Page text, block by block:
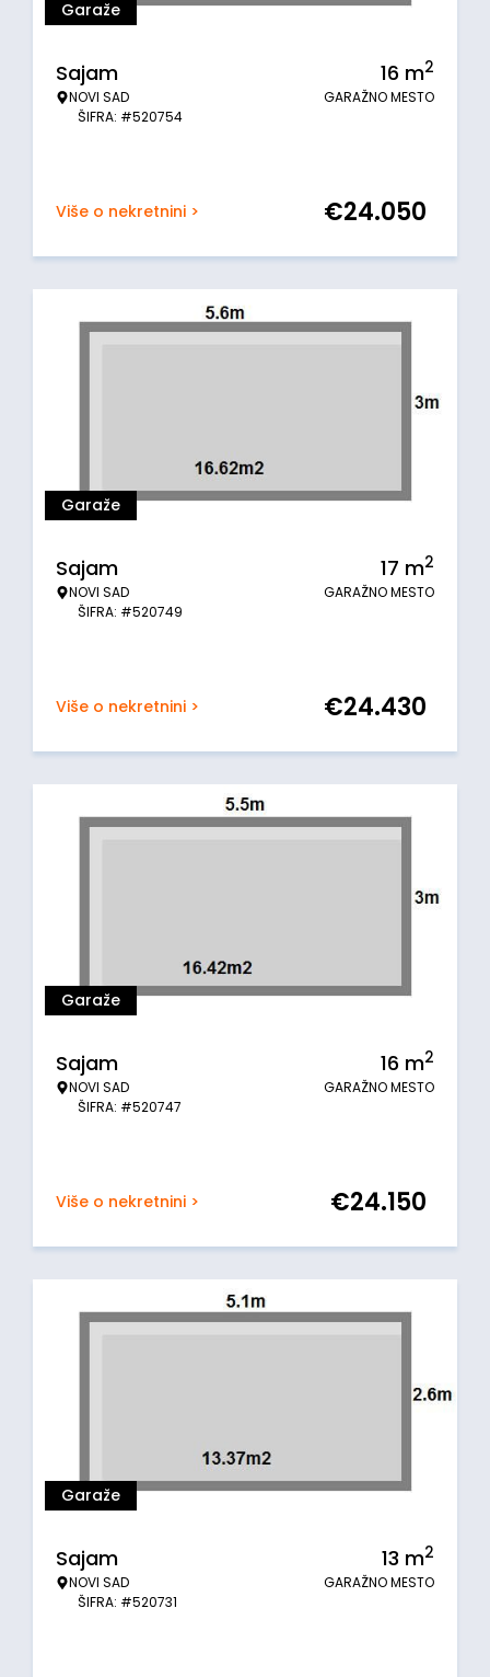
Garaže
Sajam
NOVI SAD
ŠIFRA: #520754
16 m2
GARAŽNO MESTO
Više o nekretnini > €24.050
Garaže
Sajam
NOVI SAD
ŠIFRA: #520749
17 m2
GARAŽNO MESTO
Više o nekretnini > €24.430
Garaže
Sajam
NOVI SAD
ŠIFRA: #520747
16 m2
GARAŽNO MESTO
Više o nekretnini > €24.150
Garaže
Sajam
NOVI SAD
ŠIFRA: #520731
13 m2
GARAŽNO MESTO